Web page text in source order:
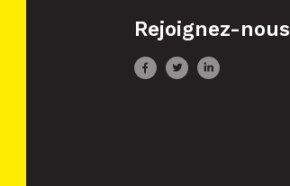
Rejoignez-nous